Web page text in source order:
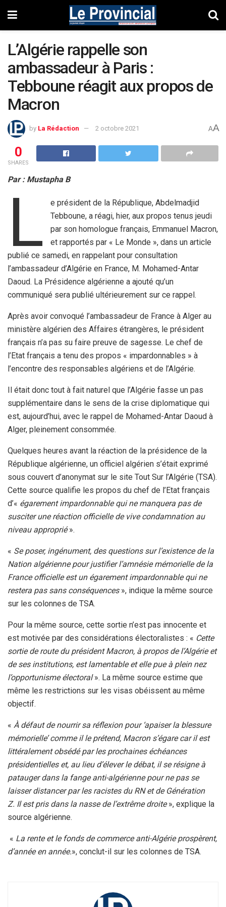
L’Algérie rappelle son
ambassadeur à Paris :
Tebboune réagit aux propos de
Macron
by La Rédaction 2 octobre 2021 AA
0
SHARES
Par : Mustapha B
L
e président de la République, Abdelmadjid
Tebboune, a réagi, hier, aux propos tenus jeudi
par son homologue français, Emmanuel Macron,
et rapportés par « Le Monde », dans un article
publié ce samedi, en rappelant pour consultation
l’ambassadeur d’Algérie en France, M. Mohamed-Antar
Daoud. La Présidence algérienne a ajouté qu’un
communiqué sera publié ultérieurement sur ce rappel.
Après avoir convoqué l’ambassadeur de France à Alger au
ministère algérien des Affaires étrangères, le président
français n’a pas su faire preuve de sagesse. Le chef de
l’Etat français a tenu des propos « impardonnables » à
l’encontre des responsables algériens et de l’Algérie.
Il était donc tout à fait naturel que l’Algérie fasse un pas
supplémentaire dans le sens de la crise diplomatique qui
est, aujourd’hui, avec le rappel de Mohamed-Antar Daoud à
Alger, pleinement consommée.
Quelques heures avant la réaction de la présidence de la
République algérienne, un officiel algérien s’était exprimé
sous couvert d’anonymat sur le site Tout Sur l’Algérie (TSA).
Cette source qualifie les propos du chef de l’Etat français
d’« égarement impardonnable qui ne manquera pas de
susciter une réaction officielle de vive condamnation au
niveau approprié».
« Se poser, ingénument, des questions sur l’existence de la
Nation algérienne pour justifier l’amnésie mémorielle de la
France officielle est un égarement impardonnable qui ne
restera pas sans conséquences», indique la même source
sur les colonnes de TSA.
Pour la même source, cette sortie n’est pas innocente et
est motivée par des considérations électoralistes : « Cette
sortie de route du président Macron, à propos de l’Algérie et
de ses institutions, est lamentable et elle pue à plein nez
l’opportunisme électoral». La même source estime que
même les restrictions sur les visas obéissent au même
objectif.
« À défaut de nourrir sa réflexion pour ‘apaiser la blessure
mémorielle’ comme il le prétend, Macron s’égare car il est
littéralement obsédé par les prochaines échéances
présidentielles et, au lieu d’élever le débat, il se résigne à
patauger dans la fange anti-algérienne pour ne pas se
laisser distancer par les racistes du RN et de Génération
Z. Il est pris dans la nasse de l’extrême droite», explique la
source algérienne.
« La rente et le fonds de commerce anti-Algérie prospèrent,
d’année en année.», conclut-il sur les colonnes de TSA.